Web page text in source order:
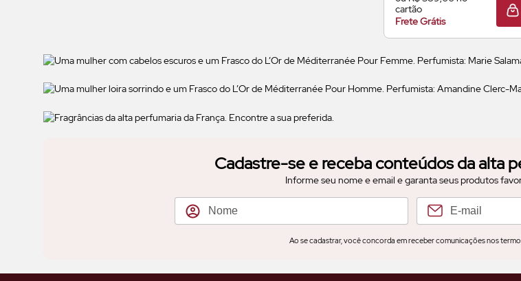
cartão
Frete Grátis
Cadastre-se e receba conteúdos da alta
Informe seu nome e email e garanta seus produtos
Ao se cadastrar, você concorda em receber comunicações nos